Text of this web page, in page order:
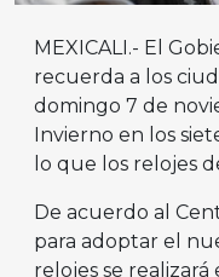
MEXICALI.- El
recuerda a los
domingo 7 de
Invierno en los
lo que los relojes
De acuerdo al
para adoptar el
relojes se